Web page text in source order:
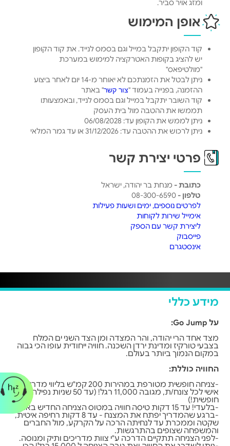
ומזג אויר סביר.
אופן המימוש
קוד הקופון יתקבל במייל וגם בסמס לנייד. את קוד הקופון
יש להציג בקופות האטרקציה למימוש במערכת
"מולטיפאס"
ניתן לבטל את הזמנתכם לא יאוחר מ-14 יום לאחר ביצוע
ההזמנה, בפנייה בעמוד "צור קשר" באתר
קוד השובר יתקבל במייל וגם בסמס לנייד, ובאמצעותו
תממשו את ההטבה מול בית העסק
ניתן לממש את הקופון עד: 06/08/2028
ניתן לרכוש את ההטבה עד: 31/12/2026 או עד גמר המלאי
פרטי יצירת קשר
כתובת - מנחת בר יהודה, ישראל
טלפון -08-300-6590
לפרטים נוספים, ימים ושעות פעילות
אימייל שירות לקוחות
ליצירת קשר עם הספק
פייסבוק
אינסטגרם
מידע כללי
על Go Jump:
מצד אחד הרי יהודה, והר המצדה ומן הצד השני ים המלח
בצבעי טורקיז ומדינת ירדן השכנה. חוויה ייחודית עופו הכי גבוה
במקום הנמוך ביותר בעולם.
החוויה כוללת:
-צניחה חופשית מטורפת במהירות 200 קמ"ש בליווי מדריך
אישי לכל צונח/ת, מגובה 11,000 רגל! (עד 50 שניות נפילה
חופשית!)
-בלעדי! עד 15 דקות טיסה חוויה במטוס הצניחה החדיש בארץ.
-ברגע שהמדריך יפתח את המצנח - עד 8 דקות רחיפה איטית,
שקטה וממכרת עד לנחיתה הרכה על הקרקע, מול החברים
והמשפחה שצופים בהתרגשות.
-לפני הצניחה תתקיים הדרכה ע"י צוות מדריכים ותיק ומנוסה.